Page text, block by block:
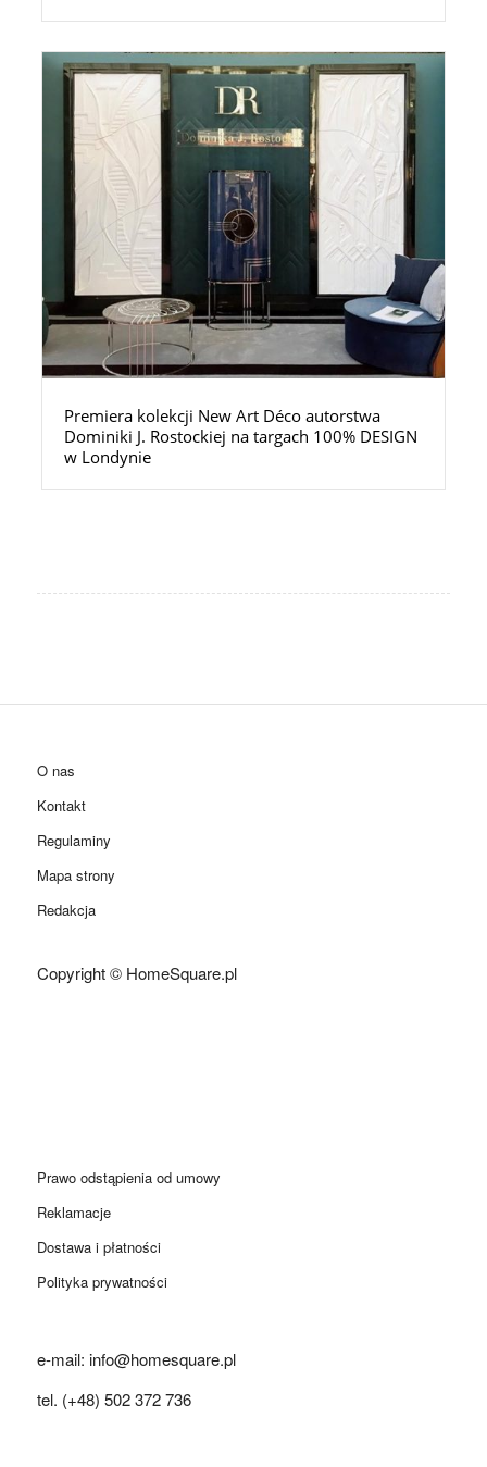
Premiera kolekcji New Art Déco autorstwa
Dominiki J. Rostockiej na targach 100% DESIGN
w Londynie
O nas
Kontakt
Regulaminy
Mapa strony
Redakcja
Copyright © HomeSquare.pl
Prawo odstąpienia od umowy
Reklamacje
Dostawa i płatności
Polityka prywatności
e-mail: info@homesquare.pl
tel. (+48) 502 372 736